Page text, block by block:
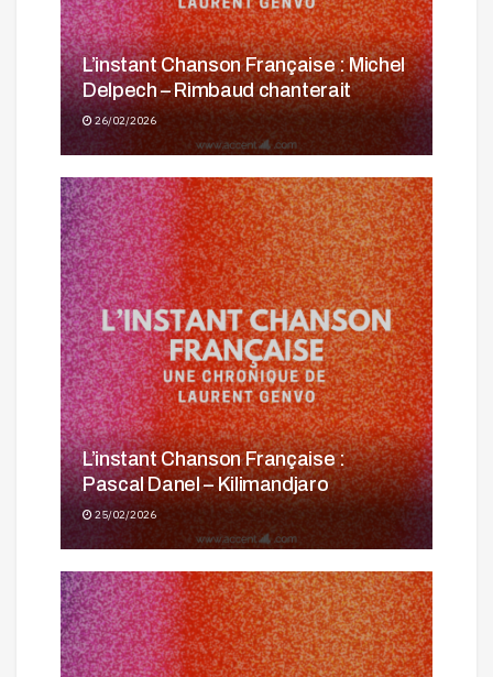
L’instant Chanson Française : Michel
Delpech – Rimbaud chanterait
26/02/2026
L’instant Chanson Française :
Pascal Danel – Kilimandjaro
25/02/2026